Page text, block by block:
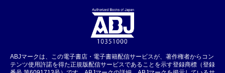
ABJマークは、この電子書店・電子書籍配信サービスが、著作権者からコン
テンツ使用許諾を得た正規版配信サービスであることを示す登録商標（登録